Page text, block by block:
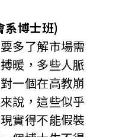
博士班)
多了解市場需
暖，多些人脈
一個在高教崩
說，這些似乎
實得不能假裝